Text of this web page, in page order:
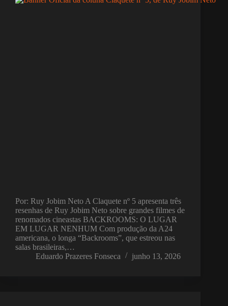
Por: Ruy Jobim Neto A Claquete nº 5 apresenta três
resenhas de Ruy Jobim Neto sobre grandes filmes de
renomados cineastas BACKROOMS: O LUGAR
EM LUGAR NENHUM Com produção da A24
americana, o longa “Backrooms”, que estreou nas
salas brasileiras,…
Eduardo Prazeres Fonseca
junho 13, 2026